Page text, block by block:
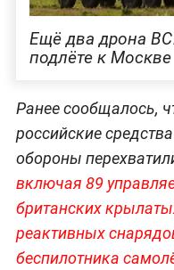
Ещё два дрона
подлёте к Москве
Ранее сообщалось,
российские
обороны
включая 89
британских
реактивных
беспилотника